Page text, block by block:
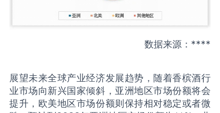
数据来源：****
展望未来全球产业经济发展趋势，随着香槟酒行
业市场向新兴国家倾斜，亚洲地区市场份额将会
提升，欧美地区市场份额则保持相对稳定或者微